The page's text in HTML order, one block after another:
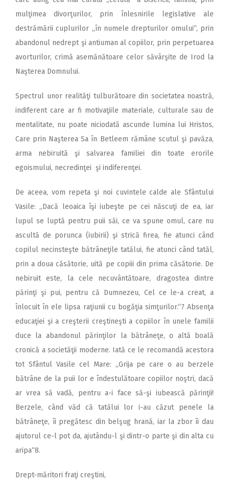
mulţimea divorţurilor, prin înlesnirile legislative ale
destrămării cuplurilor „în numele drepturilor omului“, prin
abandonul nedrept şi antiuman al copiilor, prin perpetuarea
avorturilor, crimă asemănătoare celor săvârşite de Irod la
Naşterea Domnului.
Spectrul unor realităţi tulburătoare din societatea noastră,
indiferent care ar fi motivaţiile materiale, culturale sau de
mentalitate, nu poate niciodată ascunde lumina lui Hristos,
Care prin Naşterea Sa în Betleem rămâne scutul şi pavăza,
arma nebiruită şi salvarea familiei din toate erorile
egoismului, necredinţei şi indiferenţei.
De aceea, vom repeta şi noi cuvintele calde ale Sfântului
Vasile: ,,Dacă leoaica îşi iubeşte pe cei născuţi de ea, iar
lupul se luptă pentru puii săi, ce va spune omul, care nu
ascultă de porunca (iubirii) şi strică firea, fie atunci când
copilul necinsteşte bătrâneţile tatălui, fie atunci când tatăl,
prin a doua căsătorie, uită pe copiii din prima căsătorie. De
nebiruit este, la cele necuvântătoare, dragostea dintre
părinţi şi pui, pentru că Dumnezeu, Cel ce le-a creat, a
înlocuit în ele lipsa raţiunii cu bogăţia simţurilor.“7 Absenţa
educaţiei şi a creşterii creştineşti a copiilor în unele familii
duce la abandonul părinţilor la bătrâneţe, o altă boală
cronică a societăţii moderne. Iată ce le recomandă acestora
tot Sfântul Vasile cel Mare: ,,Grija pe care o au berzele
bătrâne de la puii lor e îndestulătoare copiilor noştri, dacă
ar vrea să vadă, pentru a-i face să-şi iubească părinţii!
Berzele, când văd că tatălui lor i-au căzut penele la
bătrâneţe, îi pregătesc din belşug hrană, iar la zbor îi dau
ajutorul ce-l pot da, ajutându-l şi dintr-o parte şi din alta cu
aripa“8.
Drept-măritori fraţi creştini,